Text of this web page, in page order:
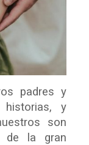
padres y
y
son
de la gran